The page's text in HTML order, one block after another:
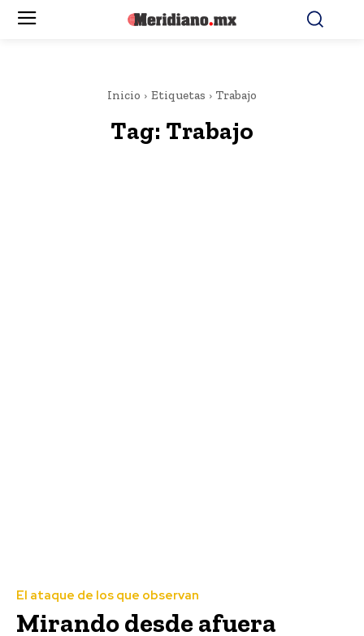
Inicio Etiquetas Trabajo
Tag: Trabajo
El ataque de los que observan
Mirando desde afuera